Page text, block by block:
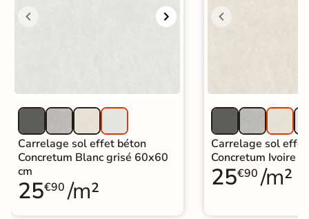
Carrelage sol effet béton
Concretum Blanc grisé 60x60
cm
25€90 /m²
Carrelage sol
Concretum Ivoire
25€90 /m²